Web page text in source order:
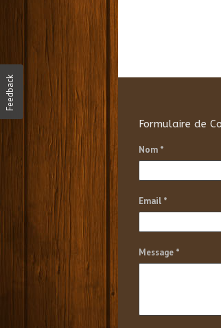
Formulaire de
Nom *
Email *
Message *
Feedback